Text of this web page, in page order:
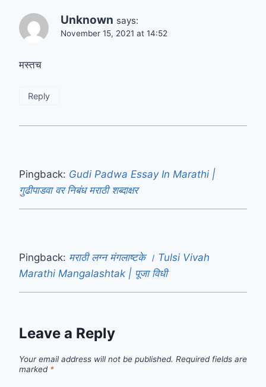
Unknown says:
November 15, 2021 at 14:52
मस्तच
Reply
Pingback: Gudi Padwa Essay In Marathi |
गुढीपाडवा वर निबंध मराठी शब्दाक्षर
Pingback: मराठी लग्न मंगलाष्टके । Tulsi Vivah
Marathi Mangalashtak | पूजा विधी
Leave a Reply
Your email address will not be published. Required fields are
marked *